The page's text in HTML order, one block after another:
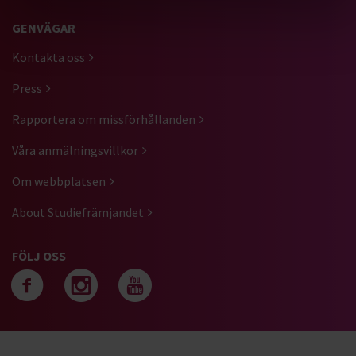
GENVÄGAR
Kontakta oss
Press
Rapportera om missförhållanden
Våra anmälningsvillkor
Om webbplatsen
About Studiefrämjandet
FÖLJ OSS
Följ oss på facebook
Följ oss på
Följ oss på